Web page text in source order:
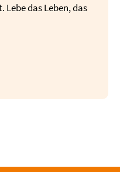
Lebe das Leben, das